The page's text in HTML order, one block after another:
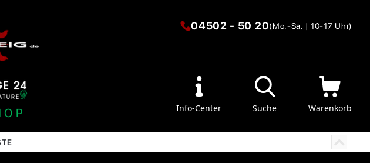
04502 - 50 20(Mo.-Sa. | 10-17 Uhr)
Info-Center Suche Warenkorb